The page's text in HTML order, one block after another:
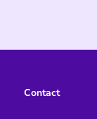
Contact